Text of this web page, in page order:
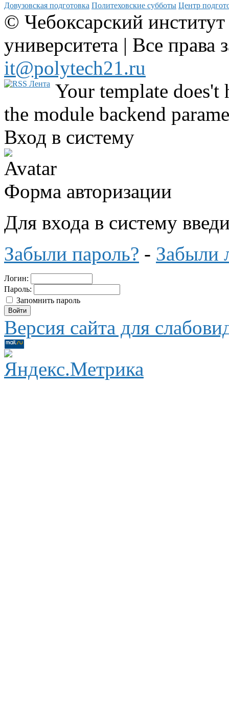
Довузовская подготовка Политеховские субботы Центр
© Чебоксарский
университета | Все
it@polytech21.ru
Your template
the module backend
Вход в систему
Форма авторизации
Для входа в систему
Забыли пароль? - Забыли
Логин:
Пароль:
Запомнить пароль
Версия сайта для